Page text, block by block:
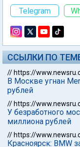
Telegram
ССЫЛКИ ПО
// https://
В Москве угнан
рублей
// https://
У безработного
миллиона рублей
// https://
Красноярск: BMW